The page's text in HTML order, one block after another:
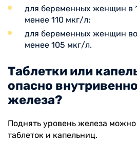
для беременных женщин в
менее 110 мкг/л;
для беременных женщин
менее 105 мкг/л.
Таблетки или
опасно
железа?
Поднять уровень железа
таблеток и капельниц.